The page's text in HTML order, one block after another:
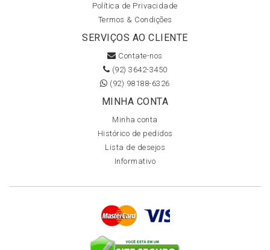
Política de Privacidade
Termos & Condições
SERVIÇOS AO CLIENTE
Contate-nos
(92) 3642-3450
(92) 98188-6326
MINHA CONTA
Minha conta
Histórico de pedidos
Lista de desejos
Informativo